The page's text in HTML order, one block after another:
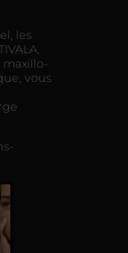
les
vous